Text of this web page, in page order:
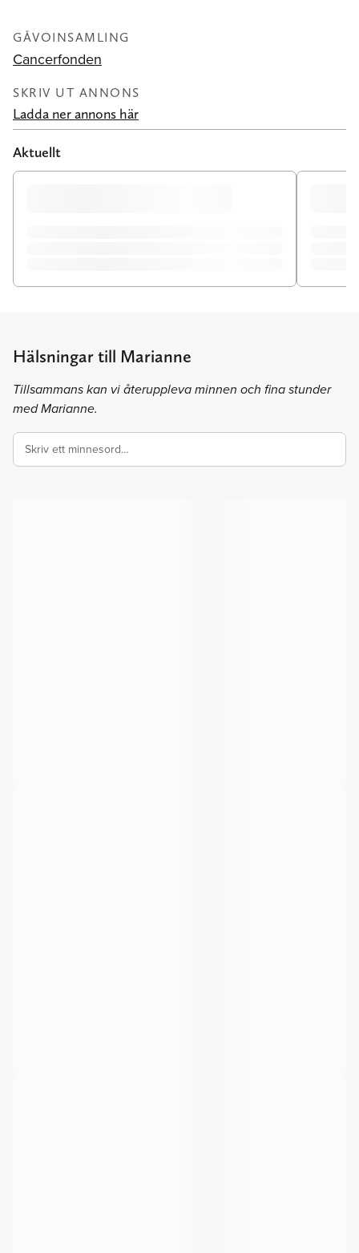
GÅVOINSAMLING
Cancerfonden
SKRIV UT ANNONS
Ladda ner annons här
Aktuellt
Hälsningar till Marianne
Tillsammans kan vi återuppleva minnen och fina stunder
med Marianne.
Skriv ett minnesord…